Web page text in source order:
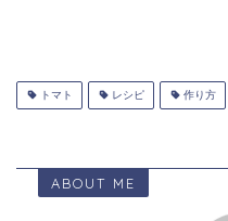
トマト レシピ 作り方
ABOUT ME